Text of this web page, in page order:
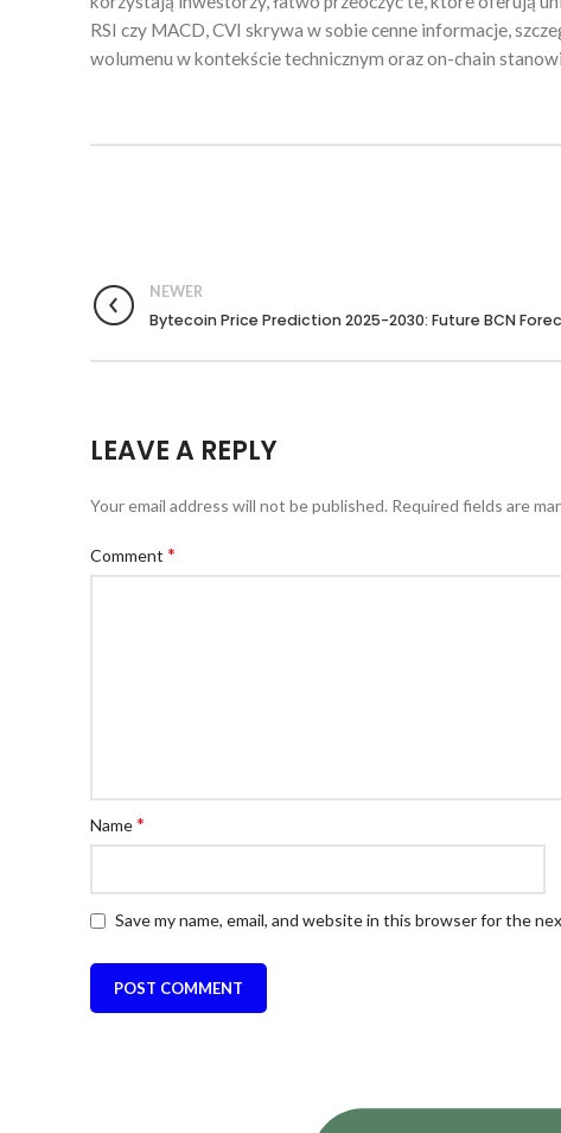
RSI czy MACD, CVI skrywa w sobie cenne informacje,
wolumenu w kontekście technicznym oraz on-chain
NEWER
Bytecoin Price Prediction 2025-2030: Future BCN
LEAVE A REPLY
Your email address will not be published. Required fields are
Comment *
Name*
Save my name, email, and website in this browser for the